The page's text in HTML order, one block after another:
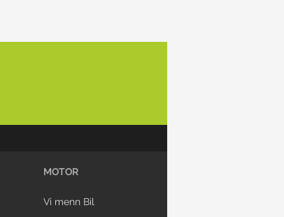
MOTOR
Vi menn Bil